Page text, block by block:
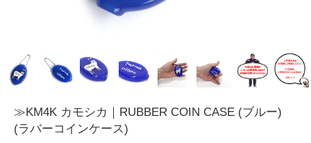
≫KM4K カモシカ｜RUBBER COIN CASE (ブルー)
(ラバーコインケース)